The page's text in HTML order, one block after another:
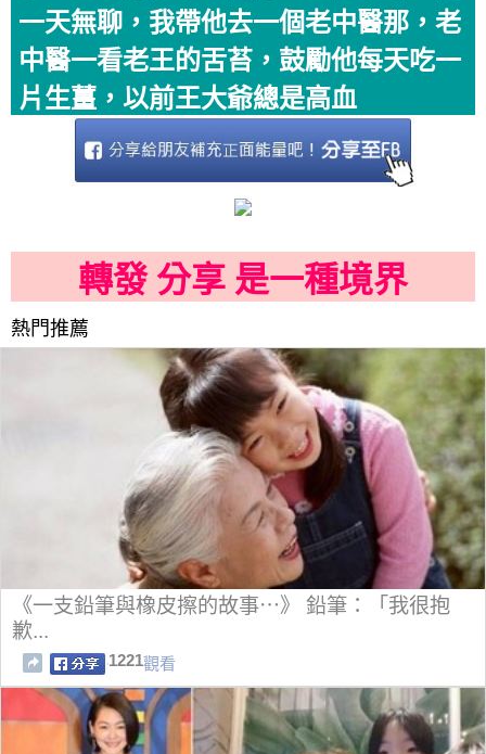
一天無聊，我帶他去一個老中醫那，老
中醫一看老王的舌苔，鼓勵他每天吃一
片生薑，以前王大爺總是高血
轉發 分享 是一種境界
熱門推薦
《一支鉛筆與橡皮擦的故事⋯》 鉛筆：「我很抱
歉...
1221觀看